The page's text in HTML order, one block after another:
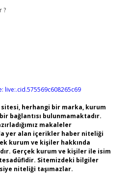
?
live:.cid.575569c608265c69
herhangi bir marka, kurum
bağlantısı bulunmamaktadır.
makaleler
yer alan içerikler haber niteliği
kurum ve kişiler hakkında
Gerçek kurum ve kişiler ile isim
Sitemizdeki bilgiler
niteliği taşımazlar.